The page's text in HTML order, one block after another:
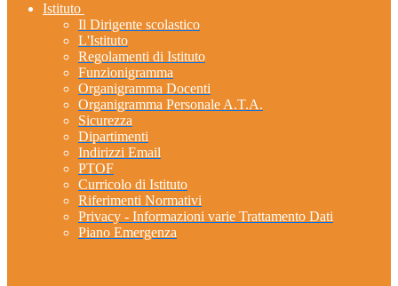
Istituto
Il Dirigente scolastico
L'Istituto
Regolamenti di Istituto
Funzionigramma
Organigramma Docenti
Organigramma Personale A.T.A.
Sicurezza
Dipartimenti
Indirizzi Email
PTOF
Curricolo di Istituto
Riferimenti Normativi
Privacy - Informazioni varie Trattamento Dati
Piano Emergenza